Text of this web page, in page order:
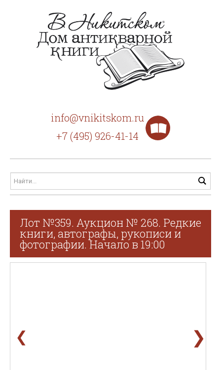
info@vnikitskom.ru
+7 (495) 926-41-14
Лот №359. Аукцион № 268. Редкие
книги, автографы, рукописи и
фотографии. Начало в 19:00
❮ ❯